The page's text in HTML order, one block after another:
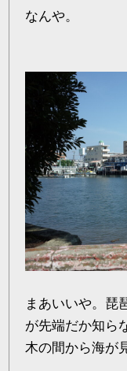
なんや。
まあいいや。琵
が先端だか知ら
木の間から海が